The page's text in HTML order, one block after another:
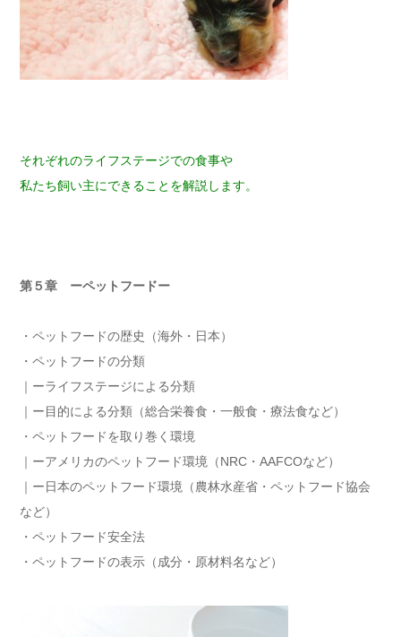
それぞれのライフステージでの食事や
私たち飼い主にできることを解説します。
第５章 ーペットフードー
・ペットフードの歴史（海外・日本）
・ペットフードの分類
｜ーライフステージによる分類
｜ー目的による分類（総合栄養食・一般食・療法食など）
・ペットフードを取り巻く環境
｜ーアメリカのペットフード環境（NRC・AAFCOなど）
｜ー日本のペットフード環境（農林水産省・ペットフード協会
など）
・ペットフード安全法
・ペットフードの表示（成分・原材料名など）